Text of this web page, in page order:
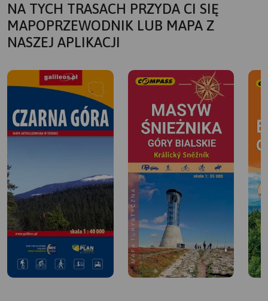
NA TYCH TRASACH PRZYDA CI SIĘ
MAPOPRZEWODNIK LUB MAPA Z
NASZEJ APLIKACJI